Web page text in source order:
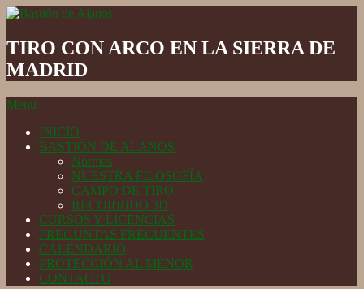
Skip
content
de
Alanos
TIRO CON ARCO EN LA SIERRA DE
MADRID
Secondary
Menu
Menu
INICIO
BASTIÓN DE ALANOS
Normas
NUESTRA FILOSOFÍA
CAMPO DE TIRO
RECORRIDO 3D
CURSOS Y LICENCIAS
PREGUNTAS FRECUENTES
CALENDARIO
PROTECCIÓN AL MENOR
CONTACTO